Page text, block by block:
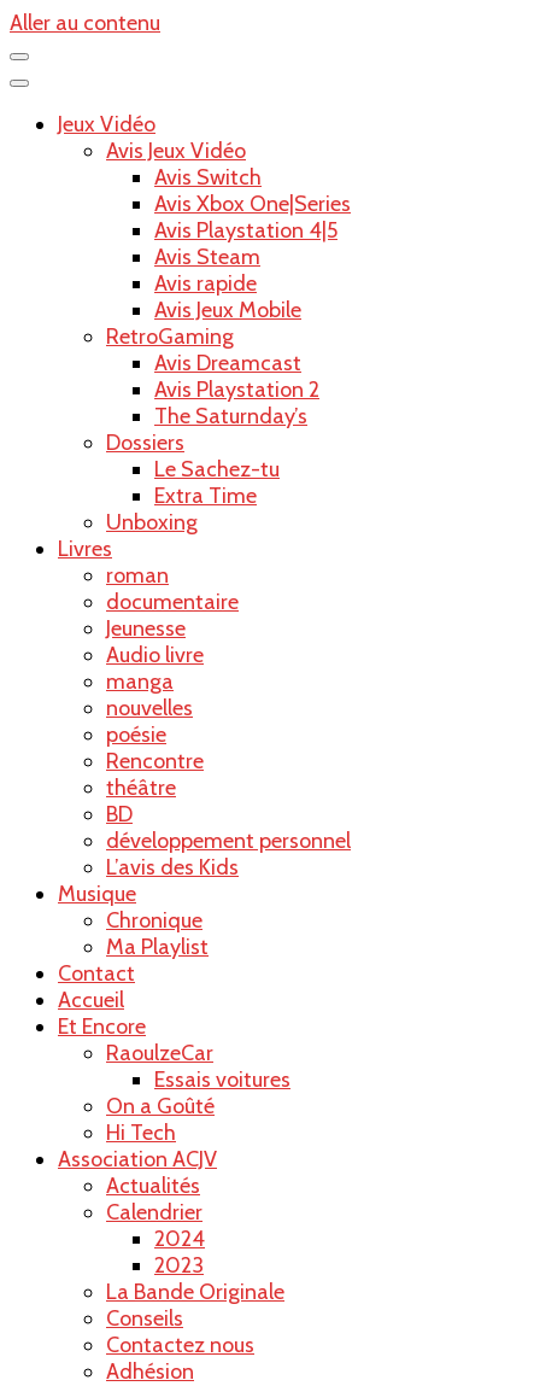
Aller au contenu
Jeux Vidéo
Avis Jeux Vidéo
Avis Switch
Avis Xbox One|Series
Avis Playstation 4|5
Avis Steam
Avis rapide
Avis Jeux Mobile
RetroGaming
Avis Dreamcast
Avis Playstation 2
The Saturnday’s
Dossiers
Le Sachez-tu
Extra Time
Unboxing
Livres
roman
documentaire
Jeunesse
Audio livre
manga
nouvelles
poésie
Rencontre
théâtre
BD
développement personnel
L’avis des Kids
Musique
Chronique
Ma Playlist
Contact
Accueil
Et Encore
RaoulzeCar
Essais voitures
On a Goûté
Hi Tech
Association ACJV
Actualités
Calendrier
2024
2023
La Bande Originale
Conseils
Contactez nous
Adhésion